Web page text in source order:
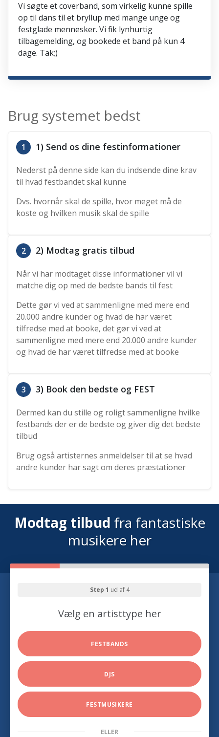
Vi søgte et coverband, som virkelig kunne spille
op til dans til et bryllup med mange unge og
festglade mennesker. Vi fik lynhurtig
tilbagemelding, og bookede et band på kun 4
dage. Tak;)
Brug systemet bedst
1 1) Send os dine festinformationer
Nederst på denne side kan du indsende dine krav
til hvad festbandet skal kunne
Dvs. hvornår skal de spille, hvor meget må de
koste og hvilken musik skal de spille
2 2) Modtag gratis tilbud
Når vi har modtaget disse informationer vil vi
matche dig op med de bedste bands til fest
Dette gør vi ved at sammenligne med mere end
20.000 andre kunder og hvad de har været
tilfredse med at booke, det gør vi ved at
sammenligne med mere end 20.000 andre kunder
og hvad de har været tilfredse med at booke
3 3) Book den bedste og FEST
Dermed kan du stille og roligt sammenligne hvilke
festbands der er de bedste og giver dig det bedste
tilbud
Brug også artisternes anmeldelser til at se hvad
andre kunder har sagt om deres præstationer
Modtag tilbud fra fantastiske
musikere her
Step 1 ud af 4
Vælg en artisttype her
FESTBANDS
DJS
FESTMUSIKERE
ELLER